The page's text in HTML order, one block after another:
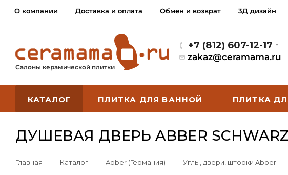
О компании Доставка и оплата Обмен и возврат 3Д дизайн
Салоны керамической плитки
+7 (812) 607-12-17
zakaz@ceramama.ru
КАТАЛОГ ПЛИТКА ДЛЯ ВАННОЙ ПЛИТКА
ДУШЕВАЯ ДВЕРЬ ABBER
Главная — Каталог — Abber (Германия) — Углы, двери, шторки Abber